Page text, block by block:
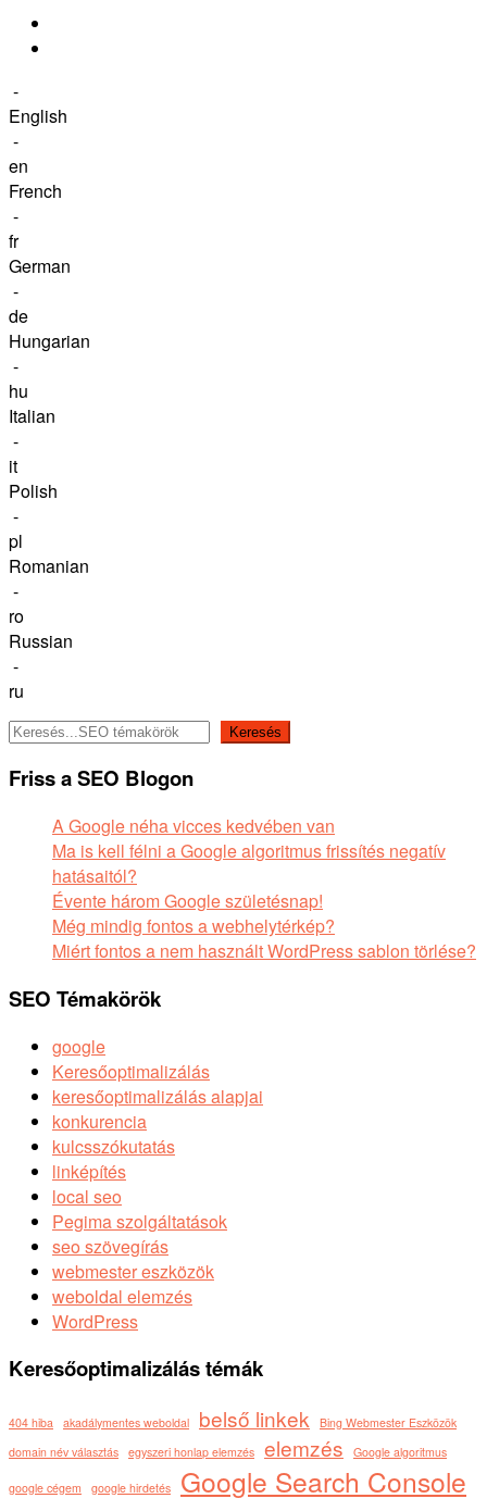
-
English
-
en
French
-
fr
German
-
de
Hungarian
-
hu
Italian
-
it
Polish
-
pl
Romanian
-
ro
Russian
-
ru
Keresés
Keresés
Friss a SEO Blogon
A Google néha vicces kedvében van
Ma is kell félni a Google algoritmus frissítés negatív
hatásaitól?
Évente három Google születésnap!
Még mindig fontos a webhelytérkép?
Miért fontos a nem használt WordPress sablon törlése?
SEO Témakörök
google
Keresőoptimalizálás
keresőoptimalizálás alapjai
konkurencia
kulcsszókutatás
linképítés
local seo
Pegima szolgáltatások
seo szövegírás
webmester eszközök
weboldal elemzés
WordPress
Keresőoptimalizálás témák
404 hiba akadálymentes weboldal belső linkek
Bing Webmester Eszközök
domain név választás egyszeri honlap elemzés elemzés Google algoritmus
google cégem google hirdetés Google Search Console